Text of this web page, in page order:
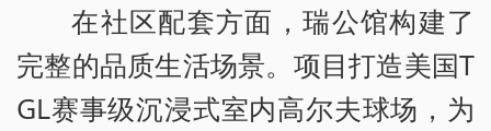
在社区配套方面，瑞公馆构建了
完整的品质生活场景。项目打造美国T
GL赛事级沉浸式室内高尔夫球场，为